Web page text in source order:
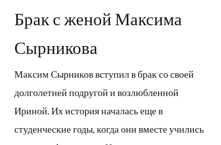
Брак с женой Максима
Сырникова
Максим Сырников вступил в брак со своей
долголетней подругой и возлюбленной
Ириной. Их история началась еще в
студенческие годы, когда они вместе учились